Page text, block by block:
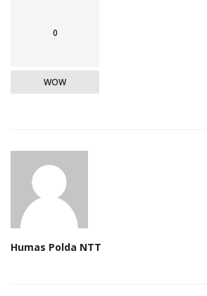
0
WOW
Humas Polda NTT